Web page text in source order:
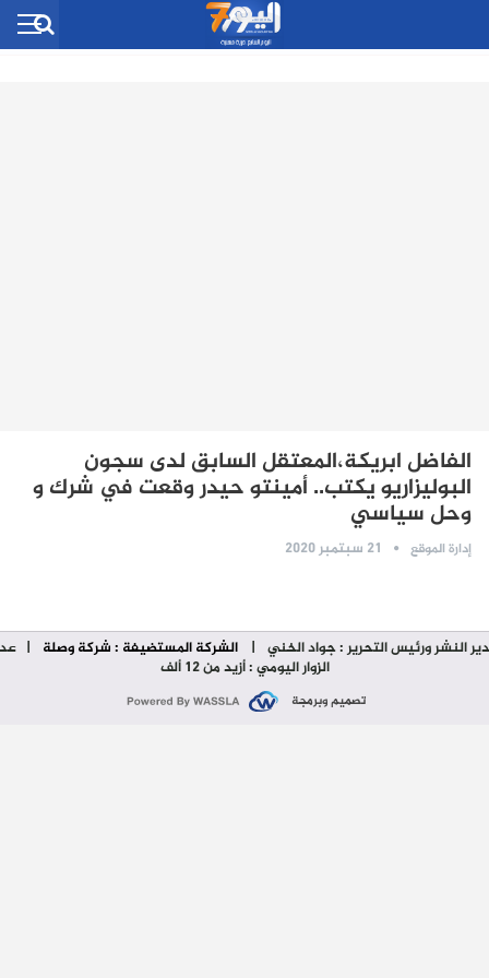
الفاضل ابريكة،المعتقل السابق لدى سجون
البوليزاريو يكتب.. أمينتو حيدر وقعت في شرك و
وحل سياسي
إدارة الموقع 21 سبتمبر 2020
النشر ورئيس التحرير : جواد الخني | الشركة المستضيفة : شركة وصلة |
الزوار اليومي : أزيد من 12 ألف
تصميم وبرمجة